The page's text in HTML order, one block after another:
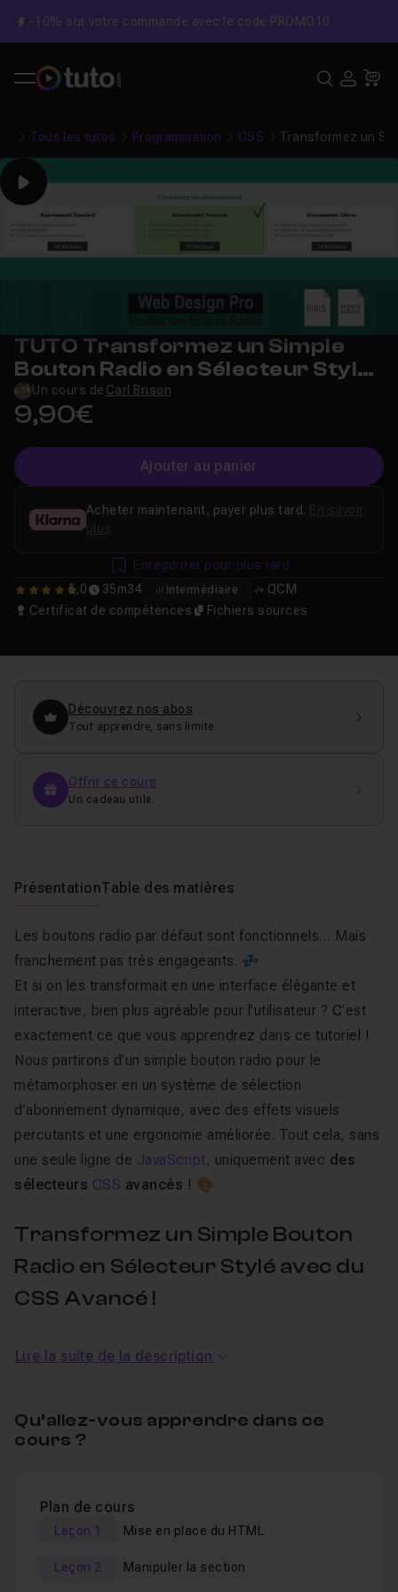
-10% sur votre commande avec le code PROMO10
Tous les tutos Programmation CSS Transformez un
Play
TUTO Transformez un Simple
Bouton Radio en Sélecteur Stylé
avec du CSS Avancé !
Un cours de Carl Brison
9,90€
Ajouter au panier
5 5,0 35m34 Intermédiaire
QCM
Certificat de compétences
Fichiers sources
Acheter maintenant, payer plus tard.
plus
Enregistrer pour plus tard
Découvrez nos abos
Tout apprendre, sans limite
Offrir ce cours
Un cadeau utile.
PrésentationTable des matières
Les boutons radio par défaut sont fonctionnels… Mais
franchement pas très engageants. 💤
Et si on les transformait en une interface élégante et
interactive, bien plus agréable pour l’utilisateur ? C’est
exactement ce que vous apprendrez dans ce tutoriel !
Nous partirons d’un simple bouton radio pour le
métamorphoser en un système de sélection
d’abonnement dynamique, avec des effets visuels
percutants et une ergonomie améliorée. Tout cela, sans
une seule ligne de JavaScript, uniquement avec des
sélecteurs CSS avancés ! 🎨
Transformez un Simple Bouton
Radio en Sélecteur Stylé avec du
CSS Avancé !
Ce que vous allez apprendre :
fonctionnalité
✅ Styliser les labels pour les transformer en
sélectionné grâce aux pseudo-classes CSS
✅ Afficher une icône de validation dynamique pour
renforcer le retour visuel
Lire la suite de la description
Qu’allez-vous apprendre dans ce
cours ?
Plan de cours
Leçon 1 Mise en place du HTML
Leçon 2 Manipuler la section